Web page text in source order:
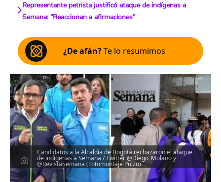
Representante petrista justificó ataque de indígenas a
Semana: "Reaccionan a afirmaciones"
¿De afán?Te lo resumimos
Candidatos a la Alcaldía de Bogotá rechazaron el ataque
de indígenas a Semana / Twitter @Diego_Molano y
@RevistaSemana (Fotomontaje Pulzo)
Escucha el artículo